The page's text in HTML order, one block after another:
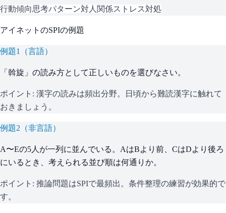
行動傾向思考パターン対人関係ストレス対処
アイネット のSPIの例題
例題1 （言語）
「斡旋」の読み方として正しいものを選びなさい。
ポイント: 漢字の読みは頻出分野。日頃から難読漢字に触れて
おきましょう。
例題2 （非言語）
A〜Eの5人が一列に並んでいる。AはBより前、CはDより後ろ
にいるとき、考えられる並び順は何通りか。
ポイント: 推論問題はSPIで最頻出。条件整理の練習が効果的で
す。